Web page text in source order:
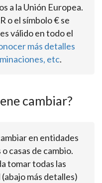
a la Unión Europea.
o el símbolo € se
válido en todo el
más detalles
etc.
cambiar?
en entidades
casas de cambio.
tomar todas las
más detalles)